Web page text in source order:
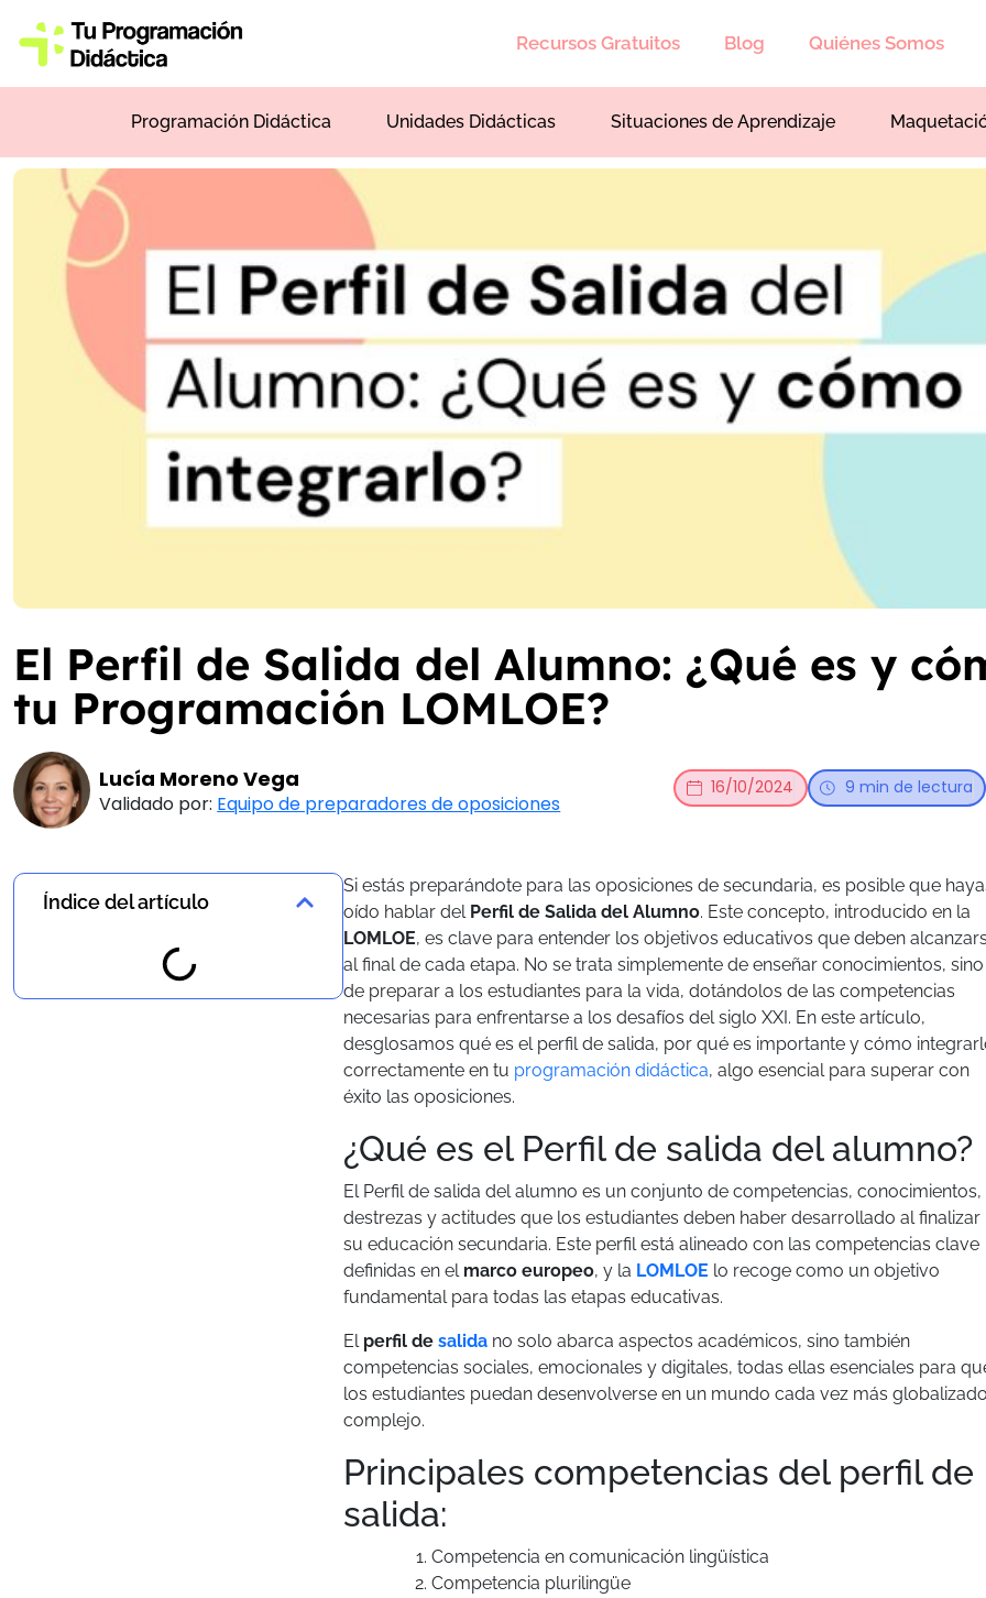
Recursos Gratuitos Blog Quiénes Somos
Programación Didáctica Unidades Didácticas Situaciones de Aprendizaje
El Perfil de Salida del Alumno: ¿Qué es y
tu Programación LOMLOE?
Lucía Moreno Vega
Validado por: Equipo de preparadores de oposiciones
16/10/2024 9 min de lectura
Índice del artículo
Si estás preparándote para las oposiciones de secundaria, es posible que
oído hablar del Perfil de Salida del Alumno. Este concepto, introducido en la
LOMLOE, es clave para entender los objetivos educativos que deben
al final de cada etapa. No se trata simplemente de enseñar conocimientos, sino
de preparar a los estudiantes para la vida, dotándolos de las competencias
necesarias para enfrentarse a los desafíos del siglo XXI. En este artículo,
desglosamos qué es el perfil de salida, por qué es importante y cómo
correctamente en tu programación didáctica, algo esencial para superar con
éxito las oposiciones.
¿Qué es el Perfil de salida del alumno?
El Perfil de salida del alumno es un conjunto de competencias, conocimientos,
destrezas y actitudes que los estudiantes deben haber desarrollado al finalizar
su educación secundaria. Este perfil está alineado con las competencias clave
definidas en el marco europeo, y la LOMLOE lo recoge como un objetivo
fundamental para todas las etapas educativas.
El perfil de salida no solo abarca aspectos académicos, sino también
competencias sociales, emocionales y digitales, todas ellas esenciales para
los estudiantes puedan desenvolverse en un mundo cada vez más
complejo.
Principales competencias del perfil de
salida:
Competencia en comunicación lingüística
Competencia plurilingüe